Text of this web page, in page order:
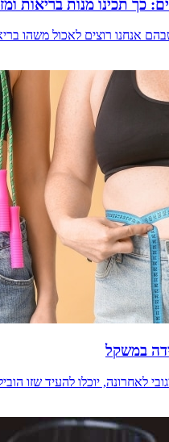
אנחנו רוצים לאכול משהו
במשקל
לאחרונה, יוכלו להעיד שזו